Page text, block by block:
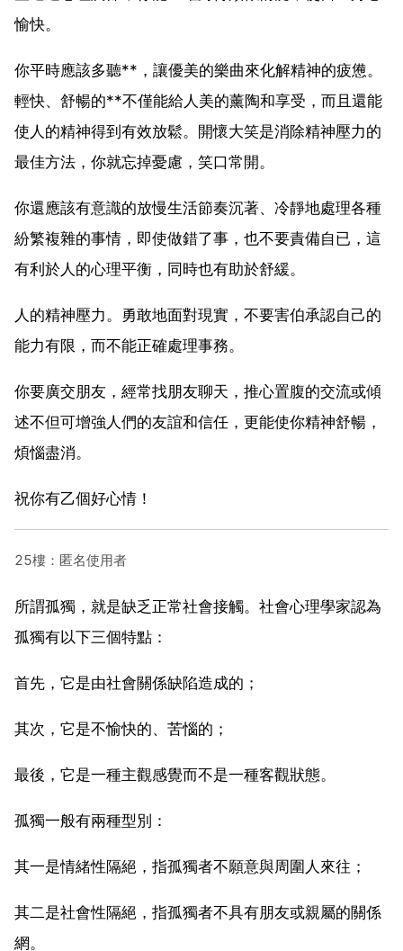
愉快。
你平時應該多聽**，讓優美的樂曲來化解精神的疲憊。
輕快、舒暢的**不僅能給人美的薰陶和享受，而且還能
使人的精神得到有效放鬆。開懷大笑是消除精神壓力的
最佳方法，你就忘掉憂慮，笑口常開。
你還應該有意識的放慢生活節奏沉著、冷靜地處理各種
紛繁複雜的事情，即使做錯了事，也不要責備自已，這
有利於人的心理平衡，同時也有助於舒緩。
人的精神壓力。勇敢地面對現實，不要害伯承認自己的
能力有限，而不能正確處理事務。
你要廣交朋友，經常找朋友聊天，推心置腹的交流或傾
述不但可增強人們的友誼和信任，更能使你精神舒暢，
煩惱盡消。
祝你有乙個好心情！
25樓：匿名使用者
所謂孤獨，就是缺乏正常社會接觸。社會心理學家認為
孤獨有以下三個特點：
首先，它是由社會關係缺陷造成的；
其次，它是不愉快的、苦惱的；
最後，它是一種主觀感覺而不是一種客觀狀態。
孤獨一般有兩種型別：
其一是情緒性隔絕，指孤獨者不願意與周圍人來往；
其二是社會性隔絕，指孤獨者不具有朋友或親屬的關係
網。